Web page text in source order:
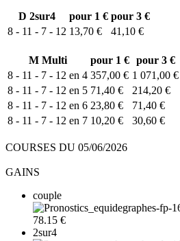
D 2sur4 pour 1 € pour 3 €
8 - 11 - 7 - 12 13,70 € 41,10 €
MMulti pour 1 € pour 3 €
8 - 11 - 7 - 12 en 4 357,00 € 1 071,00 €
8 - 11 - 7 - 12 en 5 71,40 €
214,20 €
8 - 11 - 7 - 12 en 6 23,80 €
71,40 €
8 - 11 - 7 - 12 en 7 10,20 € 30,60 €
COURSES DU 05/06/2026
GAINS
couple
78.15 €
2sur4